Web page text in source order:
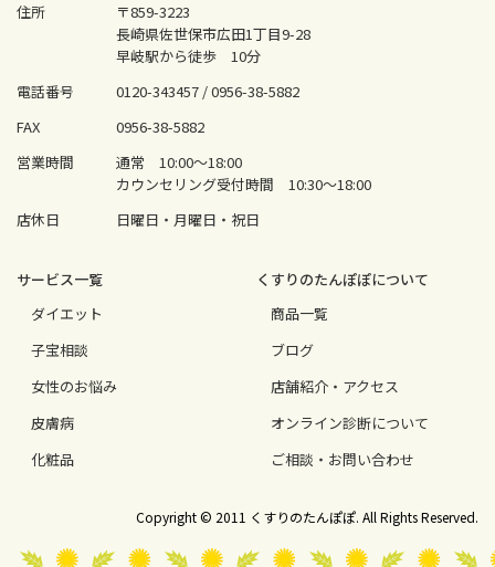
住所
〒859-3223
長崎県佐世保市広田1丁目9-28
早岐駅から徒歩 10分
電話番号
0120-343457 /0956-38-5882
FAX
0956-38-5882
営業時間
通常 10:00〜18:00
カウンセリング受付時間 10:30〜18:00
店休日
日曜日・月曜日・祝日
サービス⼀覧
ダイエット
⼦宝相談
⼥性のお悩み
⽪膚病
化粧品
くすりのたんぽぽについて
商品一覧
ブログ
店舗紹介・アクセス
オンライン診断について
ご相談・お問い合わせ
Copyright © 2011 くすりのたんぽぽ. All Rights Reserved.